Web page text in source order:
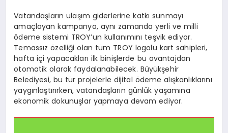
Vatandaşların ulaşım giderlerine katkı sunmayı
amaçlayan kampanya, aynı zamanda yerli ve milli
ödeme sistemi TROY’un kullanımını teşvik ediyor.
Temassız özelliği olan tüm TROY logolu kart sahipleri,
hafta içi yapacakları ilk binişlerde bu avantajdan
otomatik olarak faydalanabilecek. Büyükşehir
Belediyesi, bu tür projelerle dijital ödeme alışkanlıklarını
yaygınlaştırırken, vatandaşların günlük yaşamına
ekonomik dokunuşlar yapmaya devam ediyor.